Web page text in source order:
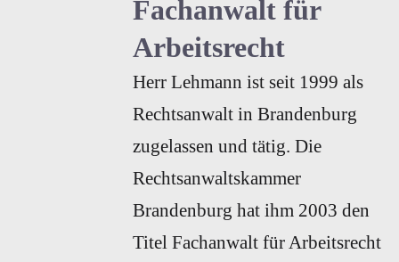
Fachanwalt für
Arbeitsrecht
Herr Lehmann ist seit 1999 als
Rechtsanwalt in Brandenburg
zugelassen und tätig. Die
Rechtsanwaltskammer
Brandenburg hat ihm 2003 den
Titel Fachanwalt für Arbeitsrecht